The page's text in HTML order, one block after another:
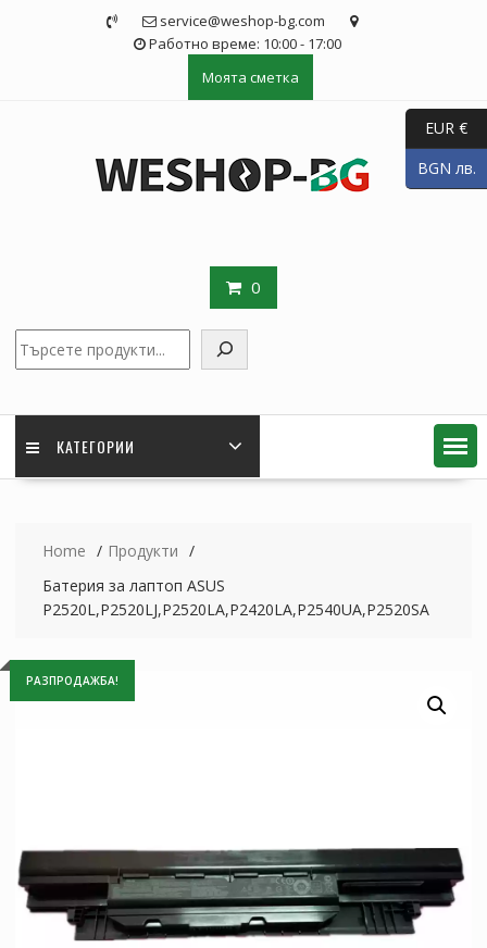
service@weshop-bg.com
Работно време: 10:00 - 17:00
Моята сметка
0
КАТЕГОРИИ
Home
Продукти
Батерия за лаптоп ASUS
P2520L,P2520LJ,P2520LA,P2420LA,P2540UA,P2520SA
РАЗПРОДАЖБА!
EUR €
BGN лв.